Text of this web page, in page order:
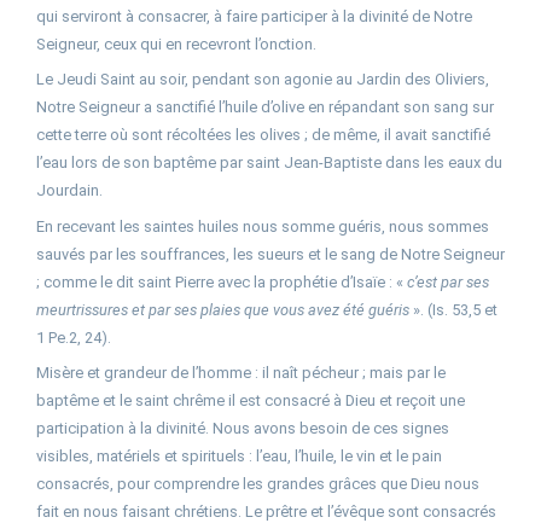
qui serviront à consacrer, à faire participer à la divinité de Notre
Seigneur, ceux qui en recevront l’onction.
Le Jeudi Saint au soir, pendant son agonie au Jardin des Oliviers,
Notre Seigneur a sanctifié l’huile d’olive en répandant son sang sur
cette terre où sont récoltées les olives ; de même, il avait sanctifié
l’eau lors de son baptême par saint Jean-Baptiste dans les eaux du
Jourdain.
En recevant les saintes huiles nous somme guéris, nous sommes
sauvés par les souffrances, les sueurs et le sang de Notre Seigneur
; comme le dit saint Pierre avec la prophétie d’Isaïe : « c’est par ses
meurtrissures et par ses plaies que vous avez été guéris ». (Is. 53,5 et
1 Pe.2, 24).
Misère et grandeur de l’homme : il naît pécheur ; mais par le
baptême et le saint chrême il est consacré à Dieu et reçoit une
participation à la divinité. Nous avons besoin de ces signes
visibles, matériels et spirituels : l’eau, l’huile, le vin et le pain
consacrés, pour comprendre les grandes grâces que Dieu nous
fait en nous faisant chrétiens. Le prêtre et l’évêque sont consacrés